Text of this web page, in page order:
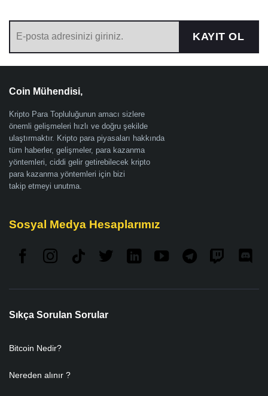
KAYIT OL
Coin Mühendisi,
Kripto Para Topluluğunun amacı sizlere
önemli gelişmeleri hızlı ve doğru şekilde
ulaştırmaktır. Kripto para piyasaları hakkında
tüm haberler, gelişmeler, para kazanma
yöntemleri, ciddi gelir getirebilecek kripto
para kazanma yöntemleri için bizi
takip etmeyi unutma.
Sosyal Medya Hesaplarımız
Sıkça Sorulan Sorular
Bitcoin Nedir?
Nereden alınır ?